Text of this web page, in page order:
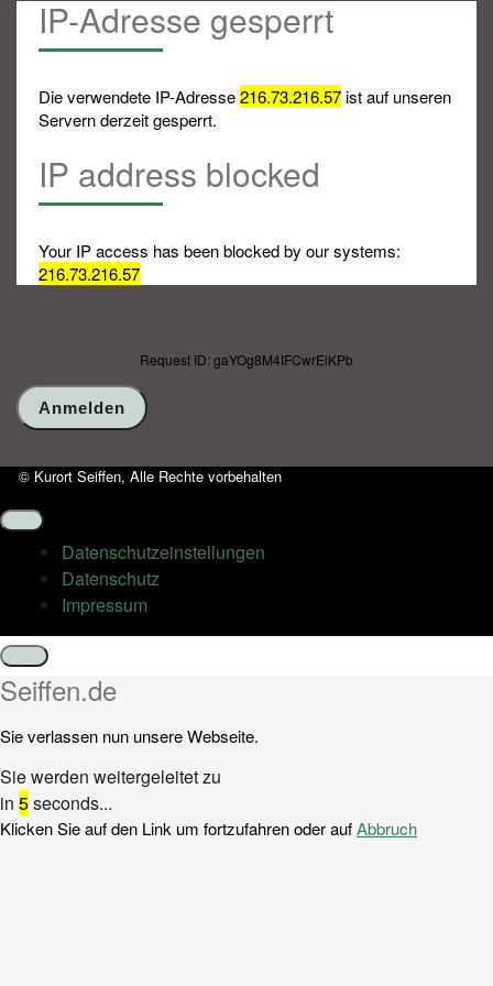
IP-Adresse gesperrt
Die verwendete IP-Adresse216.73.216.57ist auf unseren
Servern derzeit gesperrt.
IP address blocked
Your IP access has been blocked by our systems:
216.73.216.57
Request ID: gaYOg8M4IFCwrEiKPb
© Kurort Seiffen, Alle Rechte vorbehalten
Datenschutz­einstellungen
Datenschutz
Impressum
Schließen
Seiffen.de
Sie verlassen nun unsere Webseite.
Sie werden weitergeleitet zu
in 5seconds...
Klicken Sie auf den Link um fortzufahren oder aufAbbruch